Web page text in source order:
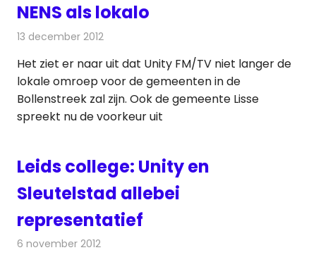
NENS als lokalo
13 december 2012
Het ziet er naar uit dat Unity FM/TV niet langer de
lokale omroep voor de gemeenten in de
Bollenstreek zal zijn. Ook de gemeente Lisse
spreekt nu de voorkeur uit
Leids college: Unity en
Sleutelstad allebei
representatief
6 november 2012